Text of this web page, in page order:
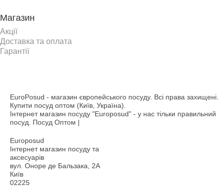
Магазин
Акції
Доставка та оплата
Гарантії
EuroPosud - магазин європейського посуду. Всі права захищені.
Купити посуд оптом (Київ, Україна).
Інтернет магазин посуду "Europosud" - у нас тільки правильний
посуд. Посуд Оптом |
Europosud
Інтернет магазин посуду та
аксесуарів
вул. Оноре де Бальзака, 2А
Київ
02225